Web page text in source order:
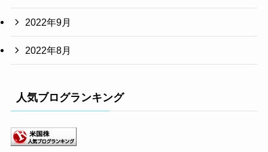
2022年9月
2022年8月
人気ブログランキング